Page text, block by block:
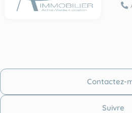
Contactez-
Suivre